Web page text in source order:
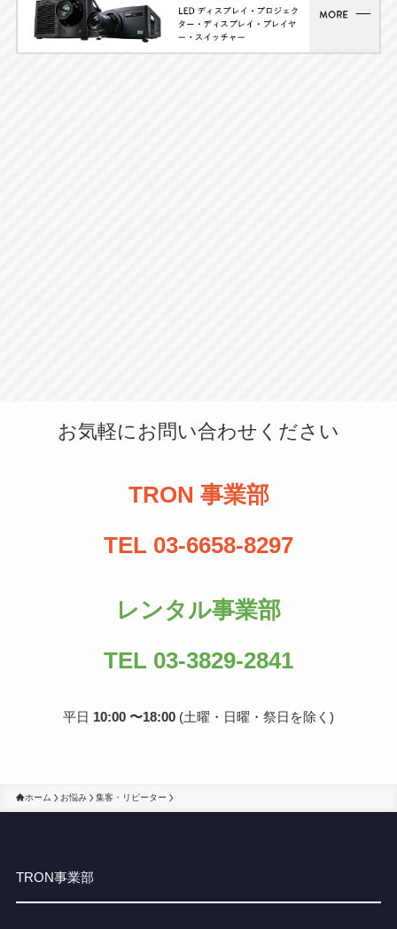
お気軽にお問い合わせください
TRON 事業部
TEL 03-6658-8297
レンタル事業部
TEL 03-3829-2841
平日 10:00 〜18:00 (土曜・日曜・祭日を除く)
ホーム お悩み 集客・リピーター
TRON事業部